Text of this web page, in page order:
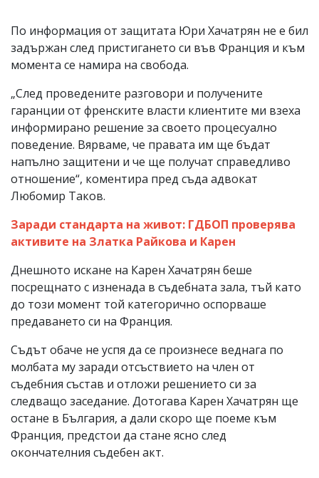
По информация от защитата Юри Хачатрян не е бил
задържан след пристигането си във Франция и към
момента се намира на свобода.
„След проведените разговори и получените
гаранции от френските власти клиентите ми взеха
информирано решение за своето процесуално
поведение. Вярваме, че правата им ще бъдат
напълно защитени и че ще получат справедливо
отношение“, коментира пред съда адвокат
Любомир Таков.
Заради стандарта на живот: ГДБОП проверява
активите на Златка Райкова и Карен
Днешното искане на Карен Хачатрян беше
посрещнато с изненада в съдебната зала, тъй като
до този момент той категорично оспорваше
предаването си на Франция.
Съдът обаче не успя да се произнесе веднага по
молбата му заради отсъствието на член от
съдебния състав и отложи решението си за
следващо заседание. Дотогава Карен Хачатрян ще
остане в България, а дали скоро ще поеме към
Франция, предстои да стане ясно след
окончателния съдебен акт.